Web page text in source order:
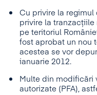
Cu privire la
privire la tranzacțiile
pe teritoriul
fost aprobat un nou
acestea se vor
ianuarie 2012.
Multe din modificări
autorizate (PFA),